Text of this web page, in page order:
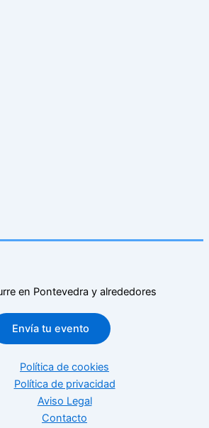
en Pontevedra y alrededores
Envía tu evento
Política de cookies
Política de privacidad
Aviso Legal
Contacto